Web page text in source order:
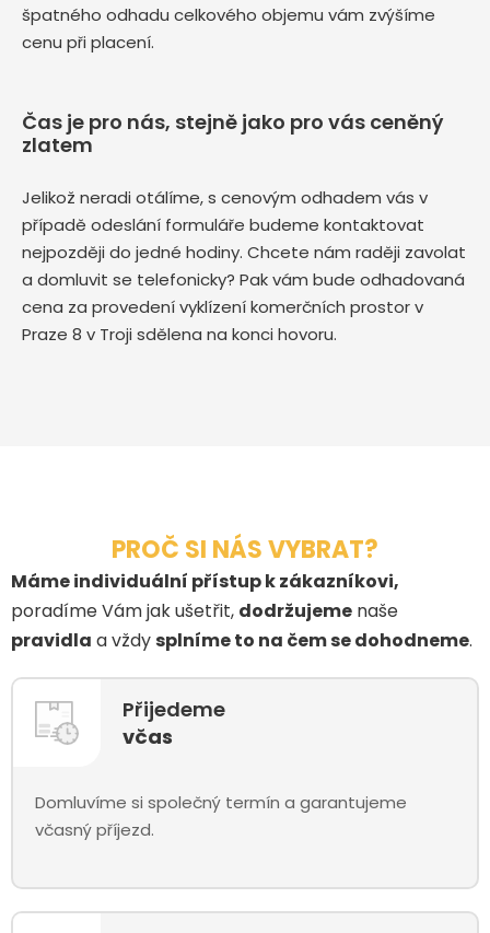
špatného odhadu celkového objemu vám zvýšíme
cenu při placení.
Čas je pro nás, stejně jako pro vás ceněný
zlatem
Jelikož neradi otálíme, s cenovým odhadem vás v
případě odeslání formuláře budeme kontaktovat
nejpozději do jedné hodiny. Chcete nám raději zavolat
a domluvit se telefonicky? Pak vám bude odhadovaná
cena za provedení vyklízení komerčních prostor v
Praze 8 v Troji sdělena na konci hovoru.
PROČ SI NÁS VYBRAT?
Máme individuální přístup k zákazníkovi,
poradíme Vám jak ušetřit, dodržujeme naše
pravidla a vždy splníme to na čem se dohodneme.
Přijedeme
včas
Domluvíme si společný termín a garantujeme
včasný příjezd.